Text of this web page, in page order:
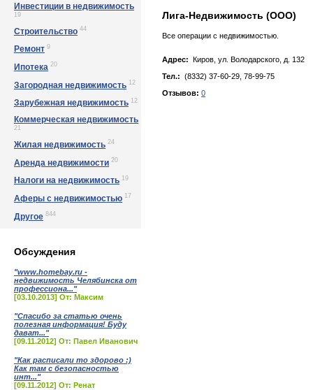
Инвестиции в недвижимость
19
Строительство 44
Ремонт 9
Ипотека 20
Загородная недвижимость 12
Зарубежная недвижимость 12
Коммерческая недвижимость
21
Жилая недвижимость 24
Аренда недвижимости 20
Налоги на недвижимость 19
Аферы с недвижимостью 17
Другое 844
Обсуждения
"www.homebay.ru -
недвижимость Челябинска от
профессиона..."
[03.10.2013] От: Максим
"Спасибо за статью очень
полезная информация! Буду
дават..."
[09.11.2012] От: Павел Иванович
"Как расписали то здорово :)
Как там с безопасностью
инт..."
[09.11.2012] От: Ренат
Лига-Недвижимость (ООО)
Все операции с недвижимостью.
Адрес: Киров, yл. Вoлoдapcкoгo, д. 132
Тел.: (8332) 37-60-29, 78-99-75
Отзывов: 0